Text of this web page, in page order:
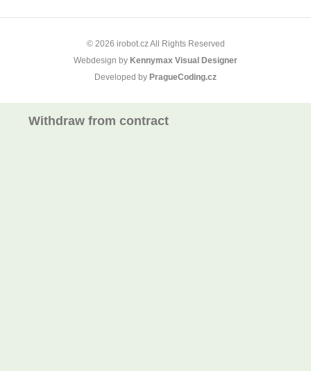
© 2026 irobot.cz All Rights Reserved
Webdesign by Kennymax Visual Designer
Developed by PragueCoding.cz
Withdraw from contract